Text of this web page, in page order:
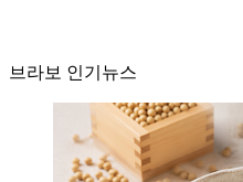
브라보 인기뉴스